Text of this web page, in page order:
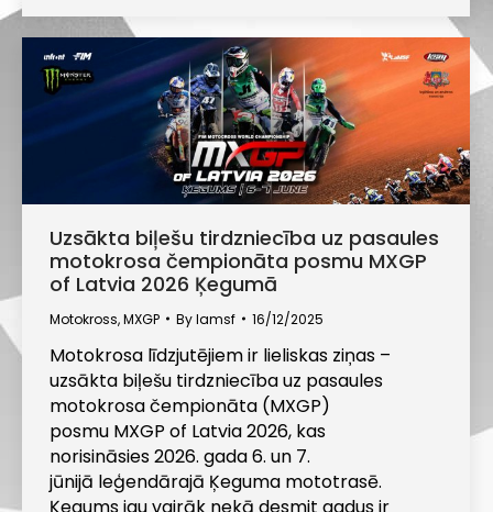
Uzsākta biļešu tirdzniecība uz pasaules
motokrosa čempionāta posmu MXGP
of Latvia 2026 Ķegumā
Motokross,MXGP Bylamsf 16/12/2025
Motokrosa līdzjutējiem ir lieliskas ziņas –
uzsākta biļešu tirdzniecība uz pasaules
motokrosa čempionāta (MXGP)
posmu MXGP of Latvia 2026, kas
norisināsies 2026. gada 6. un 7.
jūnijā leģendārajā Ķeguma mototrasē.